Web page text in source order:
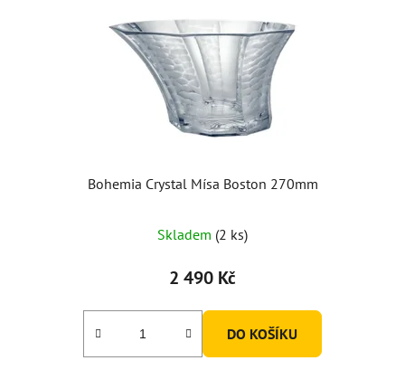
Bohemia Crystal Mísa Boston 270mm
Skladem (2 ks)
2 490 Kč
DO KOŠÍKU